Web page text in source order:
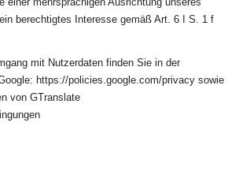
berechtigtes Interesse gemäß Art. 6 I S. 1 f
mit Nutzerdaten finden Sie in der
https://policies.google.com/privacy sowie
von GTranslate